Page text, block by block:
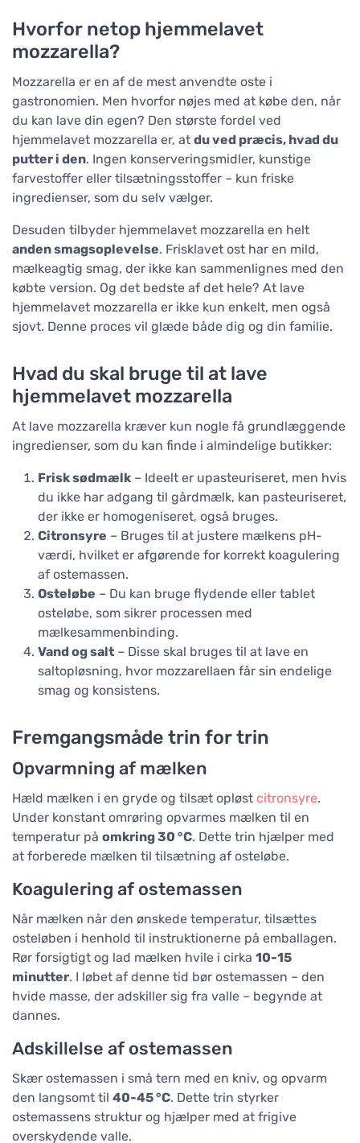
Hvorfor netop hjemmelavet
mozzarella?
Mozzarella er en af de mest anvendte oste i
gastronomien. Men hvorfor nøjes med at købe den, når
du kan lave din egen? Den største fordel ved
hjemmelavet mozzarella er, at du ved præcis, hvad du
putter i den. Ingen konserveringsmidler, kunstige
farvestoffer eller tilsætningsstoffer – kun friske
ingredienser, som du selv vælger.
Desuden tilbyder hjemmelavet mozzarella en helt
anden smagsoplevelse. Frisklavet ost har en mild,
mælkeagtig smag, der ikke kan sammenlignes med den
købte version. Og det bedste af det hele? At lave
hjemmelavet mozzarella er ikke kun enkelt, men også
sjovt. Denne proces vil glæde både dig og din familie.
Hvad du skal bruge til at lave
hjemmelavet mozzarella
At lave mozzarella kræver kun nogle få grundlæggende
ingredienser, som du kan finde i almindelige butikker:
Frisk sødmælk – Ideelt er upasteuriseret, men hvis
du ikke har adgang til gårdmælk, kan pasteuriseret,
der ikke er homogeniseret, også bruges.
Citronsyre – Bruges til at justere mælkens pH-
værdi, hvilket er afgørende for korrekt koagulering
af ostemassen.
Osteløbe – Du kan bruge flydende eller tablet
osteløbe, som sikrer processen med
mælkesammenbinding.
Vand og salt – Disse skal bruges til at lave en
saltopløsning, hvor mozzarellaen får sin endelige
smag og konsistens.
Fremgangsmåde trin for trin
Opvarmning af mælken
Hæld mælken i en gryde og tilsæt opløst citronsyre.
Under konstant omrøring opvarmes mælken til en
temperatur på omkring 30 °C. Dette trin hjælper med
at forberede mælken til tilsætning af osteløbe.
Koagulering af ostemassen
Når mælken når den ønskede temperatur, tilsættes
osteløben i henhold til instruktionerne på emballagen.
Rør forsigtigt og lad mælken hvile i cirka 10-15
minutter. I løbet af denne tid bør ostemassen – den
hvide masse, der adskiller sig fra valle – begynde at
dannes.
Adskillelse af ostemassen
Skær ostemassen i små tern med en kniv, og opvarm
den langsomt til 40-45 °C. Dette trin styrker
ostemassens struktur og hjælper med at frigive
overskydende valle.